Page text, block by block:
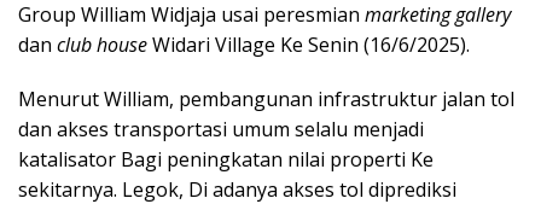
Group William Widjaja usai peresmian marketing gallery
dan club houseWidari Village Ke Senin (16/6/2025).
Menurut William, pembangunan infrastruktur jalan tol
dan akses transportasi umum selalu menjadi
katalisator Bagi peningkatan nilai properti Ke
sekitarnya. Legok, Di adanya akses tol diprediksi